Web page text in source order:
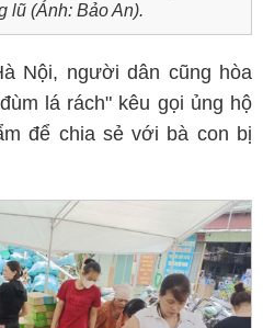
lũ (Ảnh: Bảo An).
Nội, người dân cũng hòa
lá rách" kêu gọi ủng hộ
để chia sẻ với bà con bị